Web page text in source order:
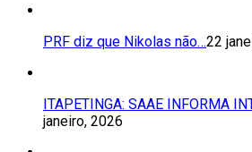
PRF diz que Nikolas não…22
ITAPETINGA: SAAE INFORMA
janeiro, 2026